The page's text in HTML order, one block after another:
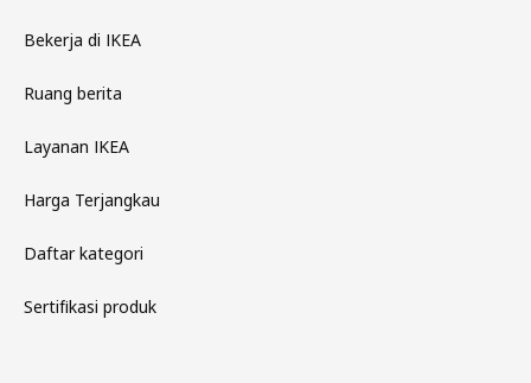
Bekerja di IKEA
Ruang berita
Layanan IKEA
Harga Terjangkau
Daftar kategori
Sertifikasi produk